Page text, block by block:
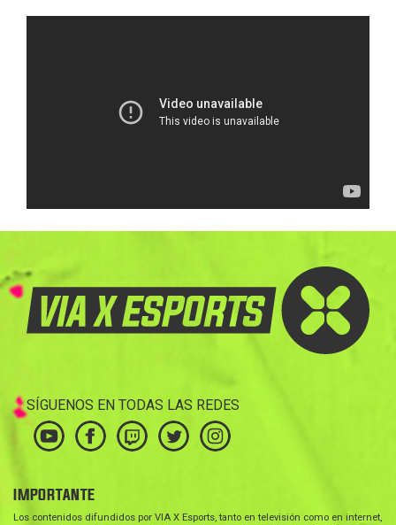
SÍGUENOS EN TODAS LAS REDES
IMPORTANTE
Los contenidos difundidos por VIA X Esports, tanto en televisión como en internet,